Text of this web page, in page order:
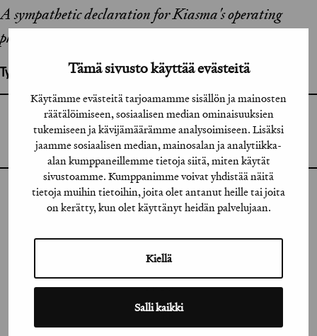
Tämä sivusto käyttää evästeitä
Käytämme evästeitä tarjoamamme sisällön ja mainosten
räätälöimiseen, sosiaalisen median ominaisuuksien
tukemiseen ja kävijämäärämme analysoimiseen. Lisäksi
jaamme sosiaalisen median, mainosalan ja analytiikka-
alan kumppaneillemme tietoja siitä, miten käytät
sivustoamme. Kumppanimme voivat yhdistää näitä
tietoja muihin tietoihin, joita olet antanut heille tai joita
on kerätty, kun olet käyttänyt heidän palvelujaan.
Kiellä
Salli kaikki
A sympathetic declaration for Kiasma's operating
philosophy. Art comes close.
Työhön osallistuneet henkilöt / tahot:
GRAFIA RY
GRAFIA(AT)GRAFIA.FI
UUDENMAANKATU 11 B 9,
00120 HELSINKI
INSTAGRAM
FACEBOOK
VIMEO